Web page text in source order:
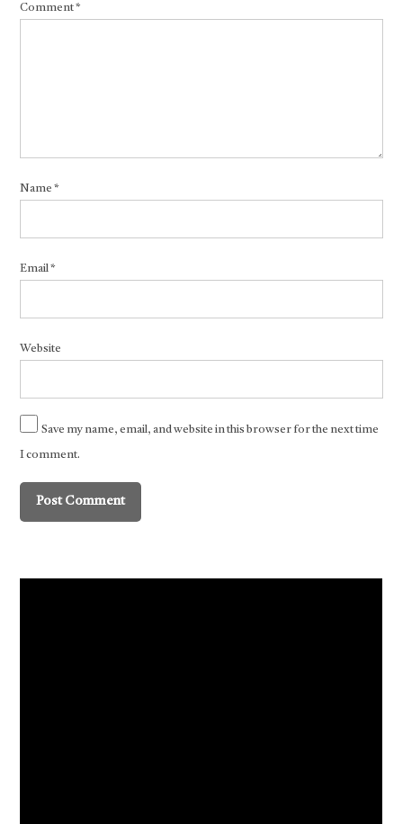
Comment*
Name*
Email*
Website
Save my name, email, and website in this browser for the next time
I comment.